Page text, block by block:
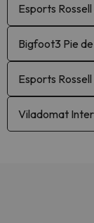
Esports
Bigfoot3 Pie
Esports
Viladomat